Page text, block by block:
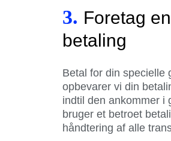
3. Foretag
betaling
Betal for din specielle
opbevarer vi din
indtil den ankommer i
bruger et betroet
håndtering af alle